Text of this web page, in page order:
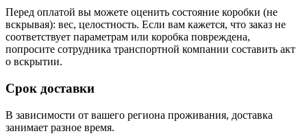
Перед оплатой вы можете оценить состояние коробки (не
вскрывая): вес, целостность. Если вам кажется, что заказ не
соответствует параметрам или коробка повреждена,
попросите сотрудника транспортной компании составить акт
о вскрытии.
Срок доставки
В зависимости от вашего региона проживания, доставка
занимает разное время.